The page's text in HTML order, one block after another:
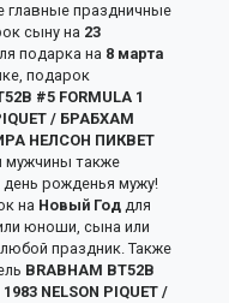
главные праздничные
сыну на 23
подарка на 8 марта
подарок
#5 FORMULA 1
/ БРАБХАМ
НЕЛСОН ПИКВЕТ
мужчины также
рожденья мужу!
на Новый Год для
юноши, сына или
праздник. Также
BRABHAM BT52B
NELSON PIQUET /